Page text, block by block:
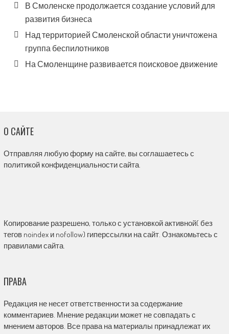
В Смоленске продолжается создание условий для
развития бизнеса
Над территорией Смоленской области уничтожена
группа беспилотников
На Смоленщине развивается поисковое движение
О САЙТЕ
Отправляя любую форму на сайте, вы соглашаетесь с
политикой конфиденциальности сайта.
Копирование разрешено, только с установкой активной( без
тегов noindex и nofollow) гиперссылки на сайт. Ознакомьтесь с
правилами сайта.
ПРАВА
Редакция не несет ответственности за содержание
комментариев. Мнение редакции может не совпадать с
мнением авторов. Все права на материалы принадлежат их